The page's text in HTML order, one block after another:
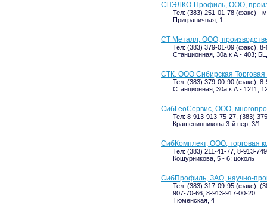
СПЭЛКО-Профиль, ООО,
Тел: (383) 251-01-78 (факс) -
Приграничная, 1
СТ Металл, ООО,
Тел: (383) 379-01-09 (факс),
Станционная, 30а к А - 403;
СТК, ООО Сибирская
Тел: (383) 379-00-90 (факс),
Станционная, 30а к А - 1211;
СибГеоСервис, ООО,
Тел: 8-913-913-75-27, (383)
Крашенинникова 3-й пер, 3/1 -
СибКомплект, ООО, торговая
Тел: (383) 211-41-77, 8-913-
Кошурникова, 5 - 6; цоколь
СибПрофиль, ЗАО, научно-
Тел: (383) 317-09-95 (факс),
907-70-66, 8-913-917-00-20
Тюменская, 4